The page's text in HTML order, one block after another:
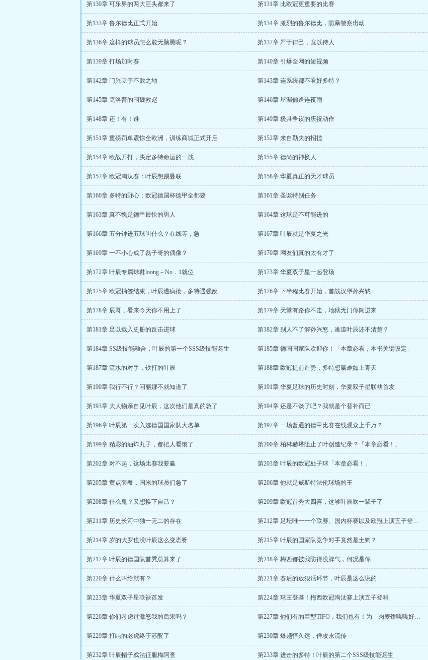
第130章 可乐界的两大巨头都来了 第131章 比欧冠更重要的比赛
第133章 鲁尔德比正式开始 第134章 激烈的鲁尔德比，防暴警察出动
第136章 这样的球员怎么能无脑黑呢？ 第137章 严于律己，宽以待人
第139章 打场加时赛 第140章 引爆全网的短视频
第142章 门兴立于不败之地 第143章 连系统都不看好多特？
第145章 克洛普的围魏救赵 第146章 屋漏偏逢连夜雨
第148章 还！有！谁 第149章 极具争议的庆祝动作
第151章 重磅罚单震惊全欧洲，训练商城正式开启 第152章 来自勒夫的招揽
第154章 欧战开打，决定多特命运的一战 第155章 德尚的神换人
第157章 欧冠淘汰赛：叶辰想踢曼联 第158章 华夏真正的天才球员
第160章 多特的野心：欧冠德国杯德甲全都要 第161章 圣诞特别任务
第163章 真不愧是德甲最快的男人 第164章 这球是不可能进的
第166章 五分钟进五球叫什么？在线等，急 第167章 叶辰就是华夏之光
第169章 一不小心成了磊子哥的偶像？ 第170章 网友们真的太有才了
第172章 叶辰专属球鞋loong－No．1就位 第173章 华夏双子星一起登场
第175章 欧冠抽签结束，叶辰遭疯抢，多特遇强敌 第176章 下半程比赛开始，首战汉堡孙兴慜
第178章 辰哥，看来今天你不用上了 第179章 天堂有路你不走，地狱无门你闯进来
第181章 足以载入史册的反击进球 第182章 别人不了解孙兴慜，难道叶辰还不清楚？
第184章 SS级技能融合，叶辰的第一个SSS级技能诞生 第185章 德国国家队欢迎你！「本章必看，本书关键设定」
第187章 流水的对手，铁打的叶辰 第188章 欧冠提前造势，多特想赢难如上青天
第190章 我行不行？问丽娜不就知道了 第191章 华夏足球的历史时刻，华夏双子星联袂首发
第193章 大人物亲自见叶辰，这次他们是真的急了 第194章 还是不谈了吧？我就是个替补而已
第196章 叶辰第一次入选德国国家队大名单 第197章 一场普通的德甲比赛在线观众上千万？
第199章 精彩的油炸丸子，都把人看饿了 第200章 柏林赫塔阻止了叶创造纪录？「本章必看！」
第202章 对不起，这场比赛我要赢 第203章 叶辰的欧冠处子球「本章必看！」
第205章 黄点套餐，国米的球员们急了 第206章 他就是威斯特法伦球场的王
第208章 什么鬼？又想换下自己？ 第209章 欧冠首秀大四喜，这够叶辰吹一辈子了
第211章 历史长河中独一无二的存在 第212章 足坛唯一一个联赛、国内杯赛以及欧冠上演五子登科的球员
第214章 岁的大罗也没叶辰这么变态呀 第215章 叶辰的国家队竞争对手竟然是土狗？
第217章 叶辰的德国队首秀总算来了 第218章 梅西都被我防得没脾气，何况是你
第220章 什么叫给就有？ 第221章 赛后的放狠话环节，叶辰是这么说的
第223章 华夏双子星联袂首发 第224章 球王登基！梅西欧冠淘汰赛上演五子登科
第226章 你们考虑过激怒我的后果吗？ 第227章 他们有的巨型TIFO，我们也有！为「肉麦饼嘎嘎好吃」加更
第229章 打盹的老虎终于苏醒了 第230章 爆趟恒久远，佯攻永流传
第232章 叶辰帽子戏法征服梅阿查 第233章 进击的多特！叶辰的第二个SSS级技能诞生